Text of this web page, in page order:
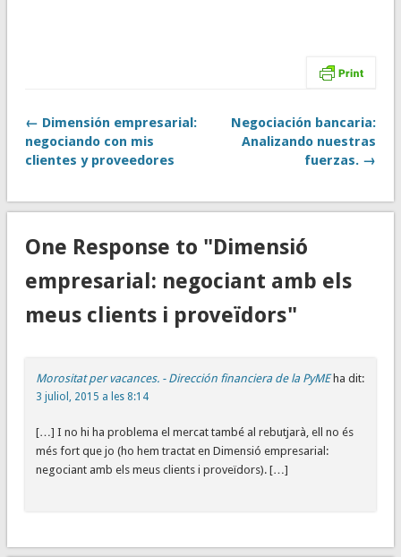
← Dimensión empresarial:
negociando con mis
clientes y proveedores
Negociación bancaria:
Analizando nuestras
fuerzas. →
One Response to "Dimensió
empresarial: negociant amb els
meus clients i proveïdors"
Morositat per vacances. - Dirección financiera de la PyME ha dit:
3 juliol, 2015 a les 8:14
[…] I no hi ha problema el mercat també al rebutjarà, ell no és
més fort que jo (ho hem tractat en Dimensió empresarial:
negociant amb els meus clients i proveïdors). […]